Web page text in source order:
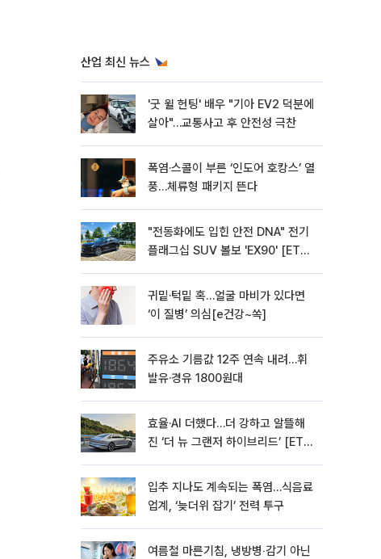
산업 최신 뉴스
'굿 윌 헌팅' 배우 "기아 EV2 덕분에
살아"…교통사고 후 안전성 극찬
폭염·스콜이 부른 ‘인도어 호캉스’ 열
풍…체류형 패키지 뜬다
"전동화에도 입힌 안전 DNA" 전기
플래그십 SUV 볼보 'EX90' [ET의
귀밑·턱밑 혹…얼굴 마비가 있다면
‘이 질병’ 의심[e건강~쏙]
주유소 기름값 12주 연속 내려…휘
발유·경유 1800원대
효율·AI 더했다…더 강하고 알뜰해
진 ‘더 뉴 그랜저 하이브리드’ [ET의
입추 지나도 계속되는 폭염…식음료
업계, ‘늦더위 잡기’ 전력 투구
여름철 마른기침, 냉방병‧감기 아닌